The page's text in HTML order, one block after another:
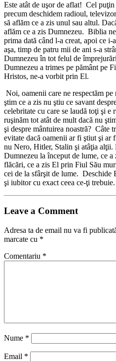
Este atât de uşor de aflat! Cel
precum deschidem radioul,
să aflăm ce a zis unul sau altul.
aflăm ce a zis Dumnezeu. Biblia
prima dată când l-a creat, apoi ce i-
aşa, timp de patru mii de ani s-a
Dumnezeu în tot felul de
Dumnezeu a trimes pe pământ pe
Hristos, ne-a vorbit prin El.
Noi, oamenii care ne respectăm pe
ştim ce a zis nu ştiu ce savant
celebritate cu care se laudă toţi şi e
ruşinăm tot atât de mult dacă nu
şi despre mântuirea noastră? Câte
evitate dacă oamenii ar fi ştiut şi ar
nu Nero, Hitler, Stalin şi atâţia alţii.
Dumnezeu la început de lume, ce
flăcări, ce a zis El prin Fiul Său
cei de la sfârşit de lume.
şi iubitor cu exact ceea ce-ţi trebuie.
Leave a Comment
Adresa ta de email nu va fi
marcate cu *
Comentariu *
Nume *
Email *